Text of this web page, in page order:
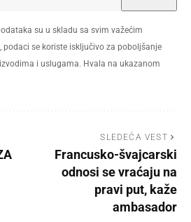
su u skladu sa svim važećim
se koriste isključivo za poboljšanje
i uslugama. Hvala na ukazanom
SLEDEĆA VEST
Francusko-švajcarski
odnosi se vraćaju na
pravi put, kaže
ambasador